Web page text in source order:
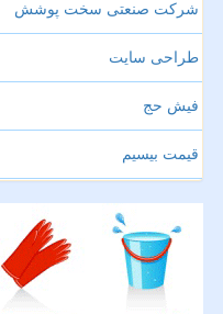
شرکت صنعتی سخت پوشش
طراحی سایت
فیش حج
قیمت بیسیم